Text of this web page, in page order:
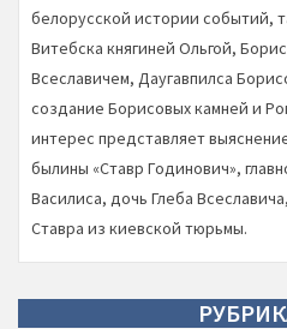
белорусской истории событий,
Витебска княгиней Ольгой,
Всеславичем, Даугавпилса
создание Борисовых камней и
интерес представляет
былины «Ставр Годинович»,
Василиса, дочь Глеба
Ставра из киевской тюрьмы.